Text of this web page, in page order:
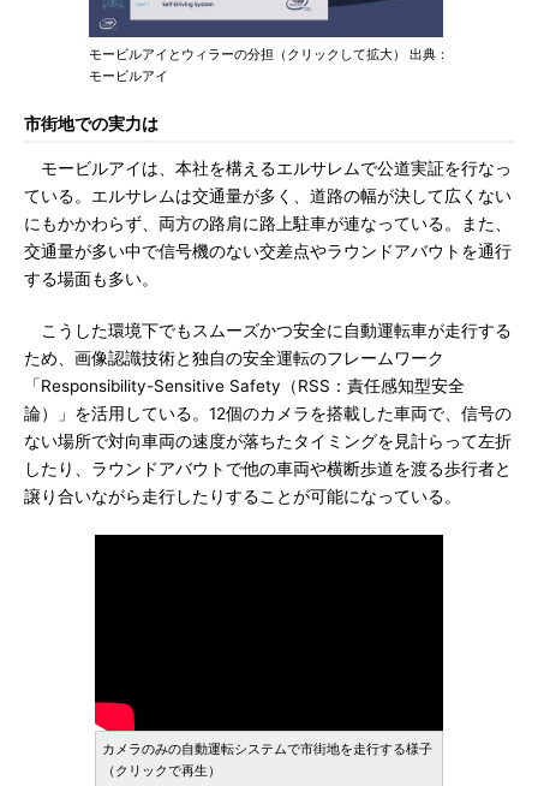
モービルアイとウィラーの分担（クリックして拡大） 出典：
モービルアイ
市街地での実力は
モービルアイは、本社を構えるエルサレムで公道実証を行なっ
ている。エルサレムは交通量が多く、道路の幅が決して広くない
にもかかわらず、両方の路肩に路上駐車が連なっている。また、
交通量が多い中で信号機のない交差点やラウンドアバウトを通行
する場面も多い。
こうした環境下でもスムーズかつ安全に自動運転車が走行する
ため、画像認識技術と独自の安全運転のフレームワーク
「Responsibility-Sensitive Safety（RSS：責任感知型安全
論）」を活用している。12個のカメラを搭載した車両で、信号の
ない場所で対向車両の速度が落ちたタイミングを見計らって左折
したり、ラウンドアバウトで他の車両や横断歩道を渡る歩行者と
譲り合いながら走行したりすることが可能になっている。
カメラのみの自動運転システムで市街地を走行する様子
（クリックで再生）